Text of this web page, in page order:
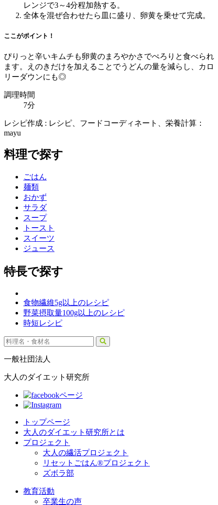
レンジで3～4分程加熱する。
全体を混ぜ合わせたら皿に盛り、卵黄を乗せて完成。
ここがポイント！
ぴりっと辛いキムチも卵黄のまろやかさでぺろりと食べられ
ます。えのきだけを加えることでうどんの量を減らし、カロ
リーダウンにも◎
調理時間
7分
レシピ作成 : レシピ、フードコーディネート、栄養計算：
mayu
料理で探す
ごはん
麺類
おかず
サラダ
スープ
トースト
スイーツ
ジュース
特長で探す
食物繊維5g以上のレシピ
野菜摂取量100g以上のレシピ
時短レシピ
一般社団法人
大人のダイエット研究所
トップページ
大人のダイエット研究所とは
プロジェクト
大人の繊活プロジェクト
リセットごはん®プロジェクト
ズボラ部
教育活動
卒業生の声